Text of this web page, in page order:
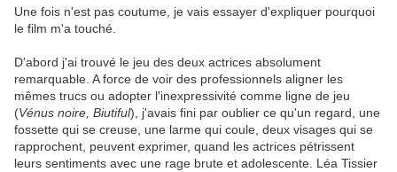
Une fois n'est pas coutume, je vais essayer d'expliquer pourquoi
le film m'a touché.
D'abord j'ai trouvé le jeu des deux actrices absolument
remarquable. A force de voir des professionnels aligner les
mêmes trucs ou adopter l'inexpressivité comme ligne de jeu
(Vénus noire, Biutiful), j'avais fini par oublier ce qu'un regard, une
fossette qui se creuse, une larme qui coule, deux visages qui se
rapprochent, peuvent exprimer, quand les actrices pétrissent
leurs sentiments avec une rage brute et adolescente. Léa Tissier